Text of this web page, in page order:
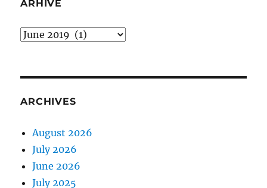
ARHIVE
arhive
ARCHIVES
August 2026
July 2026
June 2026
July 2025